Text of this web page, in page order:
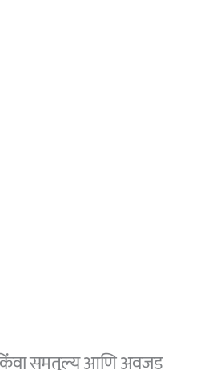
समतुल्य आणि अवजड